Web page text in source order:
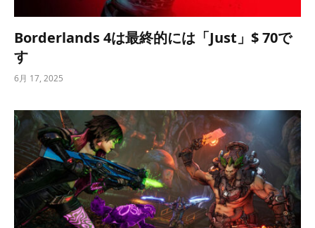
Borderlands 4は最終的には「Just」$ 70で
す
6月 17, 2025